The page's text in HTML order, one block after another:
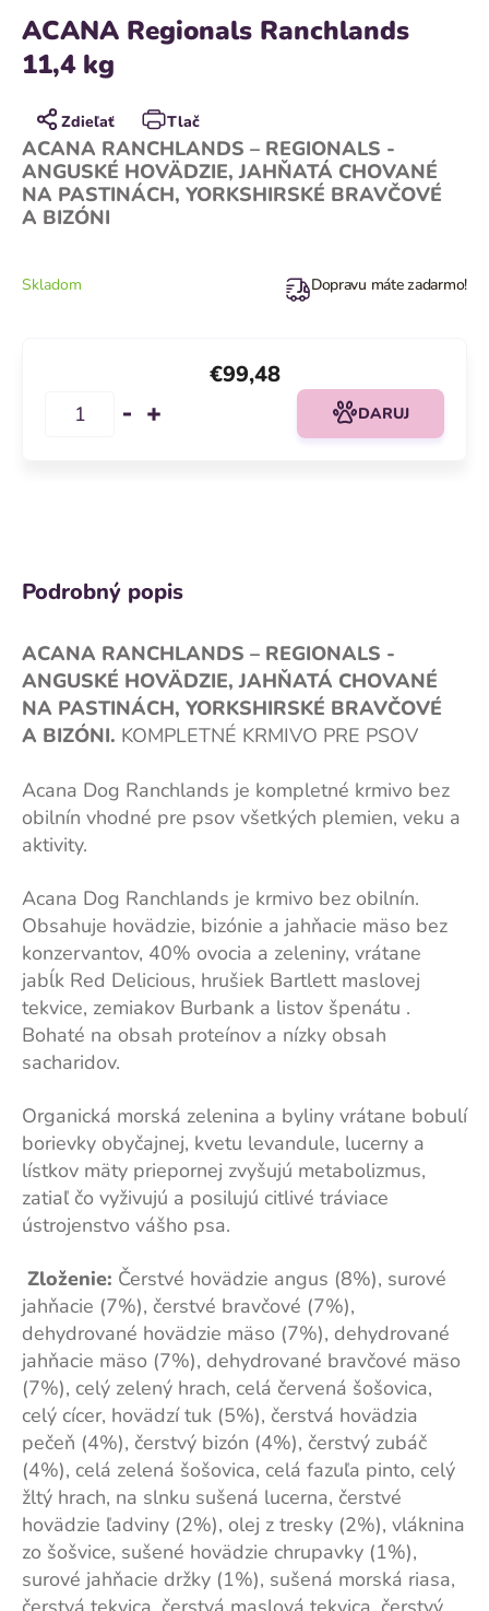
ACANA Regionals Ranchlands
11,4 kg
ACANA RANCHLANDS – REGIONALS -
ANGUSKÉ HOVÄDZIE, JAHŇATÁ CHOVANÉ
NA PASTINÁCH, YORKSHIRSKÉ BRAVČOVÉ
A BIZÓNI
Tlač
Zdieľať
Skladom Dopravu máte zadarmo!
€99,48
DARUJ
Podrobný popis
ACANA RANCHLANDS – REGIONALS -
ANGUSKÉ HOVÄDZIE, JAHŇATÁ CHOVANÉ
NA PASTINÁCH, YORKSHIRSKÉ BRAVČOVÉ
A BIZÓNI. KOMPLETNÉ KRMIVO PRE PSOV
Acana Dog Ranchlands je kompletné krmivo bez
obilnín vhodné pre psov všetkých plemien, veku a
aktivity.
Acana Dog Ranchlands je krmivo bez obilnín.
Obsahuje hovädzie, bizónie a jahňacie mäso bez
konzervantov, 40% ovocia a zeleniny, vrátane
jabĺk Red Delicious, hrušiek Bartlett maslovej
tekvice, zemiakov Burbank a listov špenátu .
Bohaté na obsah proteínov a nízky obsah
sacharidov.
Organická morská zelenina a byliny vrátane bobulí
borievky obyčajnej, kvetu levandule, lucerny a
lístkov mäty priepornej zvyšujú metabolizmus,
zatiaľ čo vyživujú a posilujú citlivé tráviace
ústrojenstvo vášho psa.
Zloženie: Čerstvé hovädzie angus (8%), surové
jahňacie (7%), čerstvé bravčové (7%),
dehydrované hovädzie mäso (7%), dehydrované
jahňacie mäso (7%), dehydrované bravčové mäso
(7%), celý zelený hrach, celá červená šošovica,
celý cícer, hovädzí tuk (5%), čerstvá hovädzia
pečeň (4%), čerstvý bizón (4%), čerstvý zubáč
(4%), celá zelená šošovica, celá fazuľa pinto, celý
žltý hrach, na slnku sušená lucerna, čerstvé
hovädzie ľadviny (2%), olej z tresky (2%), vláknina
zo šošvice, sušené hovädzie chrupavky (1%),
surové jahňacie držky (1%), sušená morská riasa,